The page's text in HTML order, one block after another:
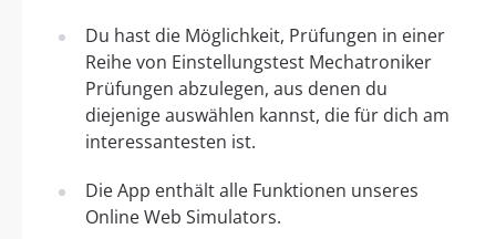
Du hast die Möglichkeit, Prüfungen in einer
Reihe von Einstellungstest Mechatroniker
Prüfungen abzulegen, aus denen du
diejenige auswählen kannst, die für dich am
interessantesten ist.
Die App enthält alle Funktionen unseres
Online Web Simulators.